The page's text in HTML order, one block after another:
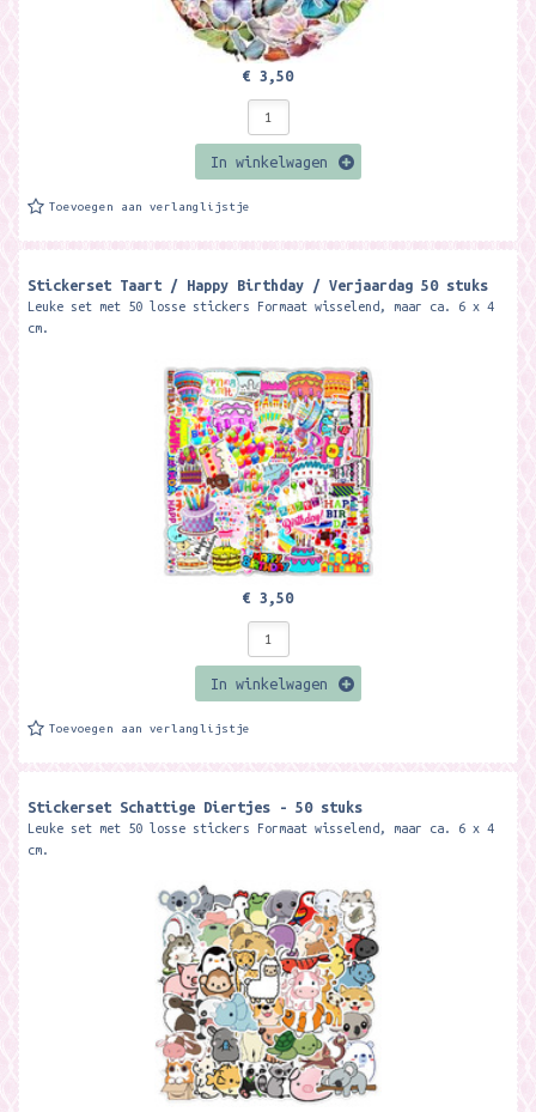
€ 3,50
In winkelwagen
Toevoegen aan verlanglijstje
Stickerset Taart / Happy Birthday / Verjaardag 50 stuks
Leuke set met 50 losse stickers Formaat wisselend, maar ca. 6 x 4
cm.
€ 3,50
In winkelwagen
Toevoegen aan verlanglijstje
Stickerset Schattige Diertjes - 50 stuks
Leuke set met 50 losse stickers Formaat wisselend, maar ca. 6 x 4
cm.